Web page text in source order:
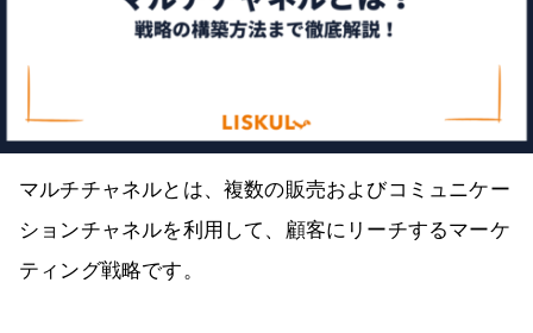
マルチチャネルとは、複数の販売およびコミュニケー
ションチャネルを利用して、顧客にリーチするマーケ
ティング戦略です。